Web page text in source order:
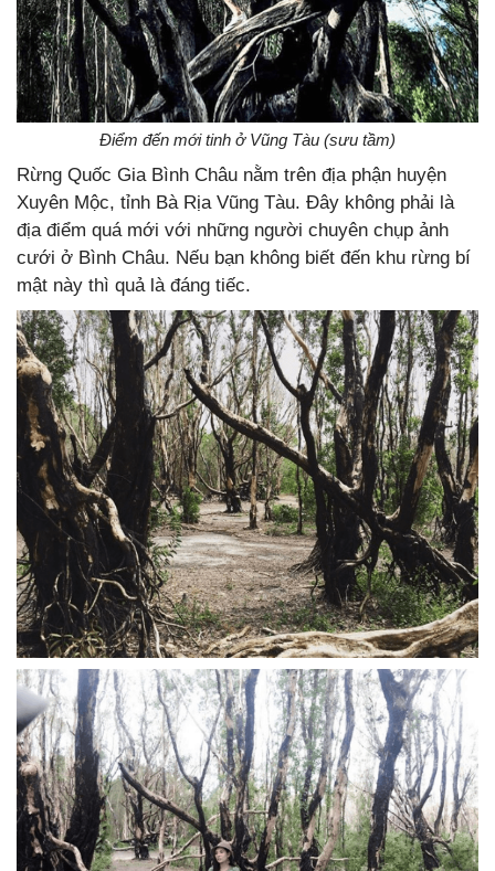
Điểm đến mới tinh ở Vũng Tàu (sưu tầm)
Rừng Quốc Gia Bình Châu nằm trên địa phận huyện
Xuyên Mộc, tỉnh Bà Rịa Vũng Tàu. Đây không phải là
địa điểm quá mới với những người chuyên chụp ảnh
cưới ở Bình Châu. Nếu bạn không biết đến khu rừng bí
mật này thì quả là đáng tiếc.